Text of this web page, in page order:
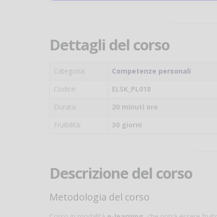
Dettagli del corso
Categoria:
Competenze personali
Codice:
ELSK_PL018
Durata:
20 minuti ore
Fruibilità:
30 giorni
Descrizione del corso
Metodologia del corso